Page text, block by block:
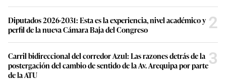
Diputados 2026-2031: Esta es la experiencia, nivel académico y
perfil de la nueva Cámara Baja del Congreso
2
Carril bidireccional del corredor Azul: Las razones detrás de la
postergación del cambio de sentido de la Av. Arequipa por parte
de la ATU
3